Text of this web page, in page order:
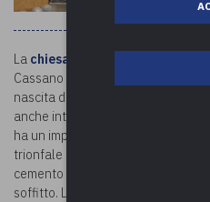
La chiesa di San Pietro
Cassano Magnago, costruita tra il
nascita di un nuovo agglomerato e
anche intitolata all’
ha un impianto rettangolare con
trionfale ed abside semicircolare.
cemento armato è visibile
soffitto. La facciata è a capanna,